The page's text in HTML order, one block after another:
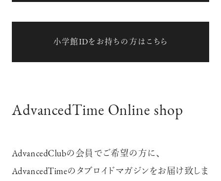
小学館IDをお持ちの方はこちら
AdvancedTime Online shop
AdvancedClubの会員でご希望の方に、
AdvancedTimeのタブロイドマガジンをお届け致しま